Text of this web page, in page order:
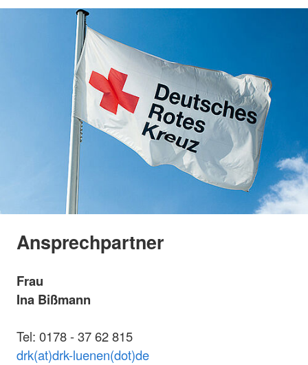
Ansprechpartner
Frau
Ina Bißmann
Tel: 0178 - 37 62 815
drk(at)drk-luenen(dot)de